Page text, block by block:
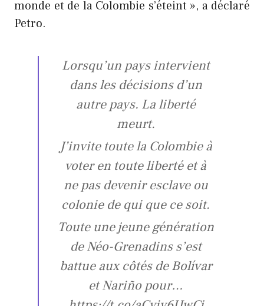
monde et de la Colombie s’éteint », a déclaré
Petro.
Lorsqu’un pays intervient
dans les décisions d’un
autre pays. La liberté
meurt.
J’invite toute la Colombie à
voter en toute liberté et à
ne pas devenir esclave ou
colonie de qui que ce soit.
Toute une jeune génération
de Néo-Grenadins s’est
battue aux côtés de Bolívar
et Nariño pour…